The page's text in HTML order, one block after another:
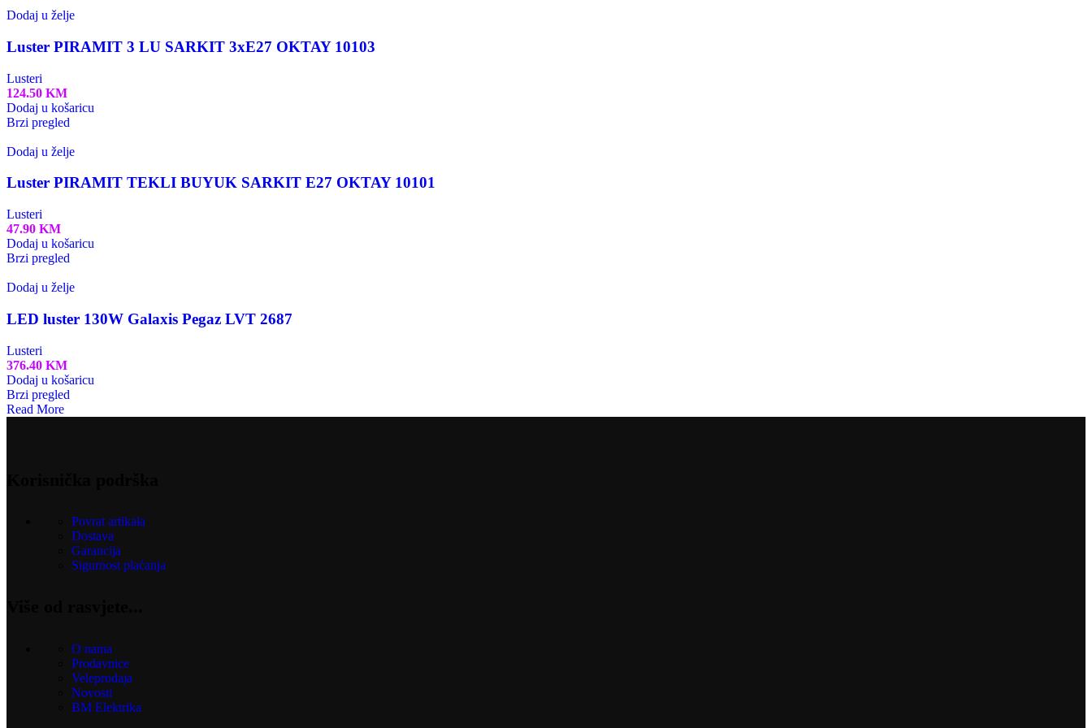
Dodaj u želje
Luster PIRAMIT 3 LU SARKIT 3xE27 OKTAY 10103
Lusteri
124.50 KM
Dodaj u košaricu
Brzi pregled
Dodaj u želje
Luster PIRAMIT TEKLI BUYUK SARKIT E27 OKTAY 10101
Lusteri
47.90 KM
Dodaj u košaricu
Brzi pregled
Dodaj u želje
LED luster 130W Galaxis Pegaz LVT 2687
Lusteri
376.40 KM
Dodaj u košaricu
Brzi pregled
Read More
Povrat artikala
Dostava
Garancija
Sigurnost plaćanja
O nama
Prodavnice
Veleprodaja
Novosti
BM Elektrika